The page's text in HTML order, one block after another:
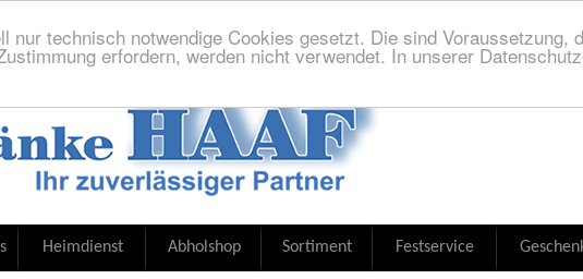
nur technisch notwendige Cookies gesetzt. Die sind Voraussetzung,
erfordern, werden nicht verwendet. In unserer
Heimdienst Abholshop Sortiment Festservice